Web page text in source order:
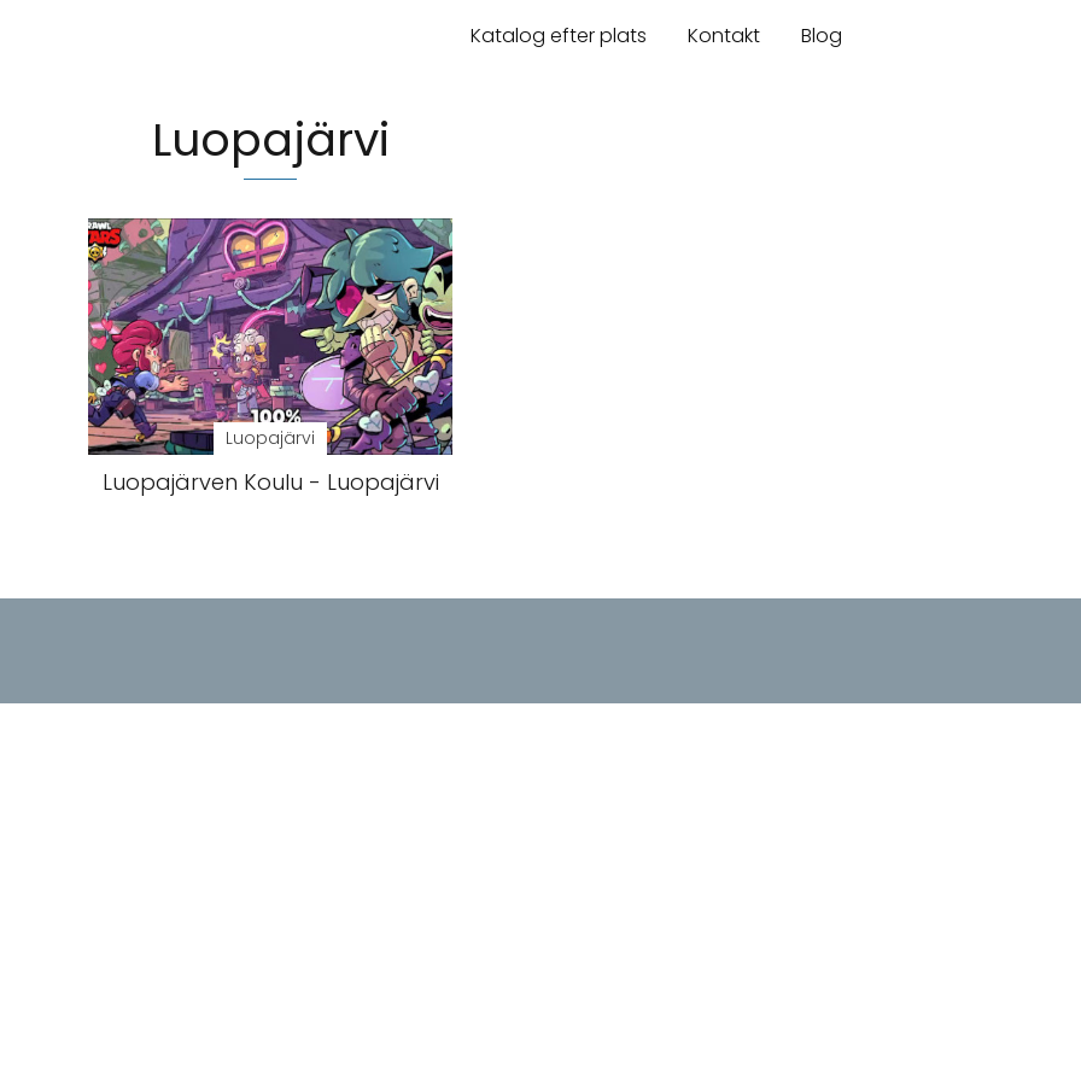
Katalog efter plats Kontakt Blog
Luopajärvi
Luopajärvi
Luopajärven Koulu - Luopajärvi